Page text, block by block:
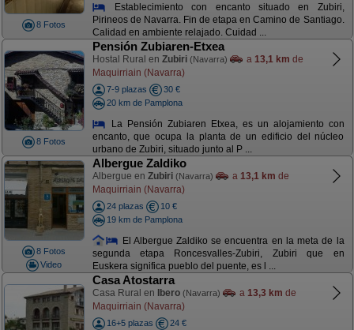
8 Fotos
Establecimiento con encanto situado en Zubiri,
Pirineos de Navarra. Fin de etapa en Camino de Santiago.
Calidad en ambiente relajado. Cuidad ...
8 Fotos
Pensión Zubiaren-Etxea
Hostal Rural en Zubiri (Navarra) a 13,1 km de
Maquirriain (Navarra)
7-9 plazas
30 €
20 km de Pamplona
La Pensión Zubiaren Etxea, es un alojamiento con
encanto, que ocupa la planta de un edificio del núcleo
urbano de Zubiri, situado junto al P ...
8 Fotos
Video
Albergue Zaldiko
Albergue en Zubiri (Navarra) a 13,1 km de
Maquirriain (Navarra)
24 plazas
10 €
19 km de Pamplona
El Albergue Zaldiko se encuentra en la meta de la
segunda etapa Roncesvalles-Zubiri, Zubiri que en
Euskera significa pueblo del puente, es l ...
Casa Atostarra
Casa Rural en Ibero (Navarra) a 13,3 km de
Maquirriain (Navarra)
16+5 plazas
24 €